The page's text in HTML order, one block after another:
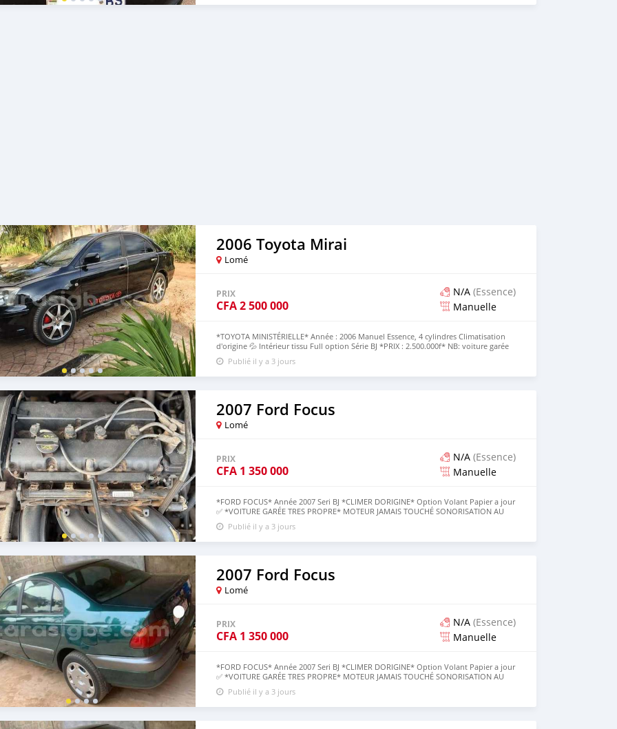
2006 Toyota Mirai
Lomé
PRIX
CFA2 500 000
N/A (Essence)
Manuelle
*TOYOTA MINISTÉRIELLE* Année : 2006 Manuel Essence, 4 cylindres Climatisation
d'origine 💦 Intérieur tissu Full option Série BJ *PRIX : 2.500.000f* NB: voiture garée
pour raison de voyage +22893459431
Publié il y a 3 jours
2007 Ford Focus
Lomé
PRIX
CFA 1 350 000
N/A (Essence)
Manuelle
*FORD FOCUS* Année 2007 Seri BJ *CLIMER DORIGINE* Option Volant Papier a jour
✅ *VOITURE GARÉE TRES PROPRE* MOTEUR JAMAIS TOUCHÉ SONORISATION AU
TOP🔥 *PRIX: 1.350 000 A REVOIR*💵💵 +228 93459431
Publié il y a 3 jours
2007 Ford Focus
Lomé
PRIX
CFA 1 350 000
N/A (Essence)
Manuelle
*FORD FOCUS* Année 2007 Seri BJ *CLIMER DORIGINE* Option Volant Papier a jour
✅ *VOITURE GARÉE TRES PROPRE* MOTEUR JAMAIS TOUCHÉ SONORISATION AU
TOP🔥 *PRIX: 1.350 000 A REVOIR*💵💵 +228 93459431
Publié il y a 3 jours